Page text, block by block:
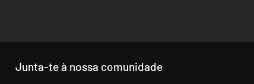
Junta-te à nossa comunidade